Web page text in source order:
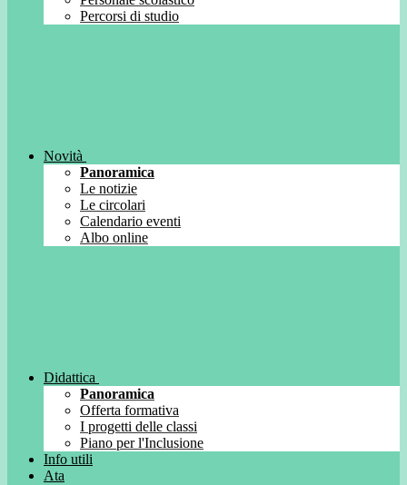
Percorsi di studio
Novità
Panoramica
Le notizie
Le circolari
Calendario eventi
Albo online
Didattica
Panoramica
Offerta formativa
I progetti delle classi
Piano per l'Inclusione
Info utili
Ata